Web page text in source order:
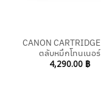
CANON
ตลับหมึกโทนเนอร์
4,290.00 ฿